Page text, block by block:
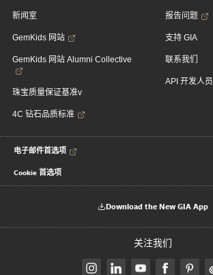
新闻室
GemKids 网站
GemKids 网站 Alumni Collective
珠宝质量保证基准v
4C 钻石品质标准
报告问题
支持 GIA
联系我们
API 开发人员
电子邮件首选项
Cookie 首选项
Download the New GIA App
关注我们